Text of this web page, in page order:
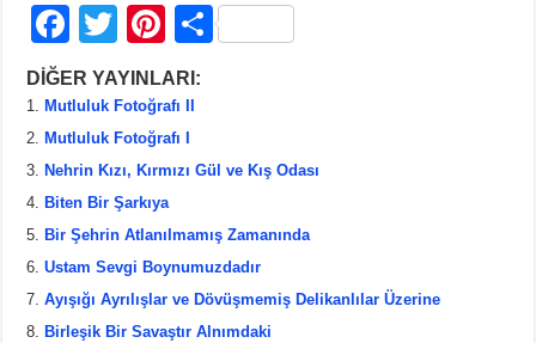
F
a
c
e
b
o
o
k
T
wi
tt
er
Pi
nt
er
e
st
S
DİĞER YAYINLARI:
Mutluluk Fotoğrafı II
Mutluluk Fotoğrafı I
Nehrin Kızı, Kırmızı Gül ve Kış Odası
Biten Bir Şarkıya
Bir Şehrin Atlanılmamış Zamanında
Ustam Sevgi Boynumuzdadır
Ayışığı Ayrılışlar ve Dövüşmemiş Delikanlılar Üzerine
Birleşik Bir Savaştır Alnımdaki